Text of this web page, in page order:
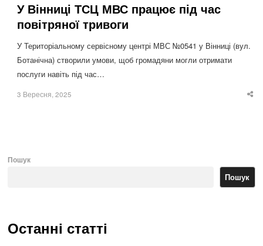
У Вінниці ТСЦ МВС працює під час
повітряної тривоги
У Територіальному сервісному центрі МВС №0541 у Вінниці (вул.
Ботанічна) створили умови, щоб громадяни могли отримати
послуги навіть під час…
3 Вересня, 2025
Пошук
Пошук
Останні статті